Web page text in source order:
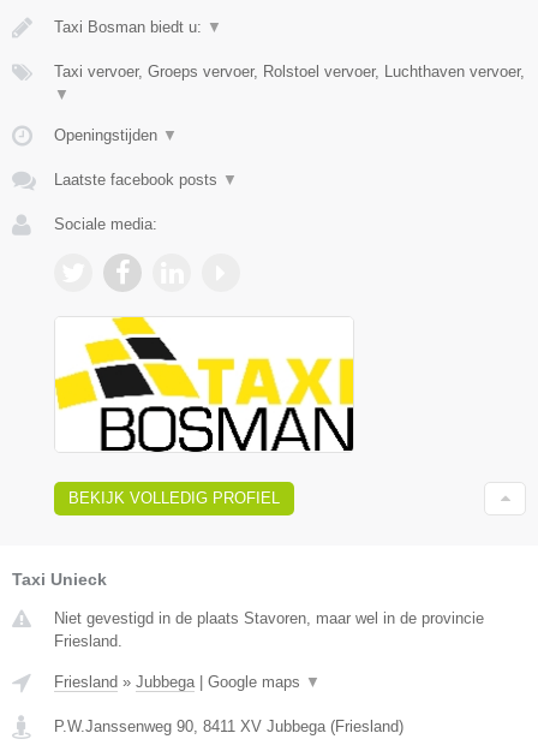
Taxi Bosman biedt u: ▼
Taxi vervoer, Groeps vervoer, Rolstoel vervoer, Luchthaven vervoer,
▼
Openingstijden ▼
Laatste facebook posts ▼
Sociale media:
BEKIJK VOLLEDIG PROFIEL
Taxi Unieck
Niet gevestigd in de plaats Stavoren, maar wel in de provincie
Friesland.
Friesland » Jubbega| Google maps ▼
P.W.Janssenweg 90, 8411 XV Jubbega(Friesland)